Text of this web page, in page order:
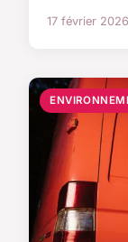
17 février 2026